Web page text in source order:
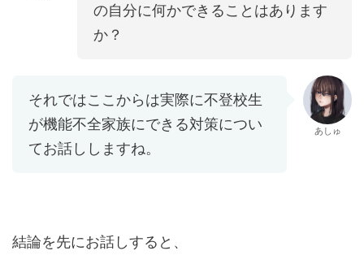
の自分に何かできることはあります
か？
それではここからは実際に不登校生
が機能不全家族にできる対策につい
てお話ししますね。
あしゅ
結論を先にお話しすると、